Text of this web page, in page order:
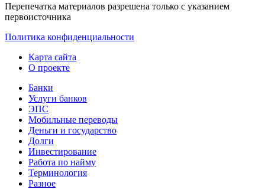
Перепечатка материалов разрешена только с указанием
первоисточника
Политика конфиденциальности
Карта сайта
О проекте
Банки
Услуги банков
ЭПС
Мобильные переводы
Деньги и государство
Долги
Инвестирование
Работа по найму
Терминология
Разное